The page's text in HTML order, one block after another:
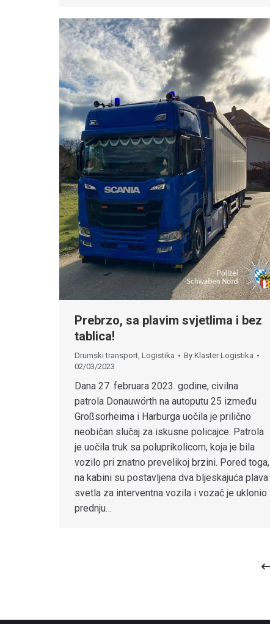
Prebrzo, sa plavim svjetlima i bez
tablica!
Drumski transport, Logistika By Klaster Logistika
02/03/2023
Dana 27. februara 2023. godine, civilna
patrola Donauwörth na autoputu 25 između
Großsorheima i Harburga uočila je prilično
neobičan slučaj za iskusne policajce. Patrola
je uočila truk sa poluprikolicom, koja je bila
vozilo pri znatno prevelikoj brzini. Pored toga,
na kabini su postavljena dva bljeskajuća plava
svetla za interventna vozila i vozač je uklonio
prednju…